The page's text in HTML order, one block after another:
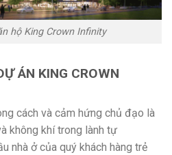
hộ King Crown Infinity
ÁN KING CROWN
cách và cảm hứng chủ đạo là
không khí trong lành tự
nhà ở của quý khách hàng trẻ